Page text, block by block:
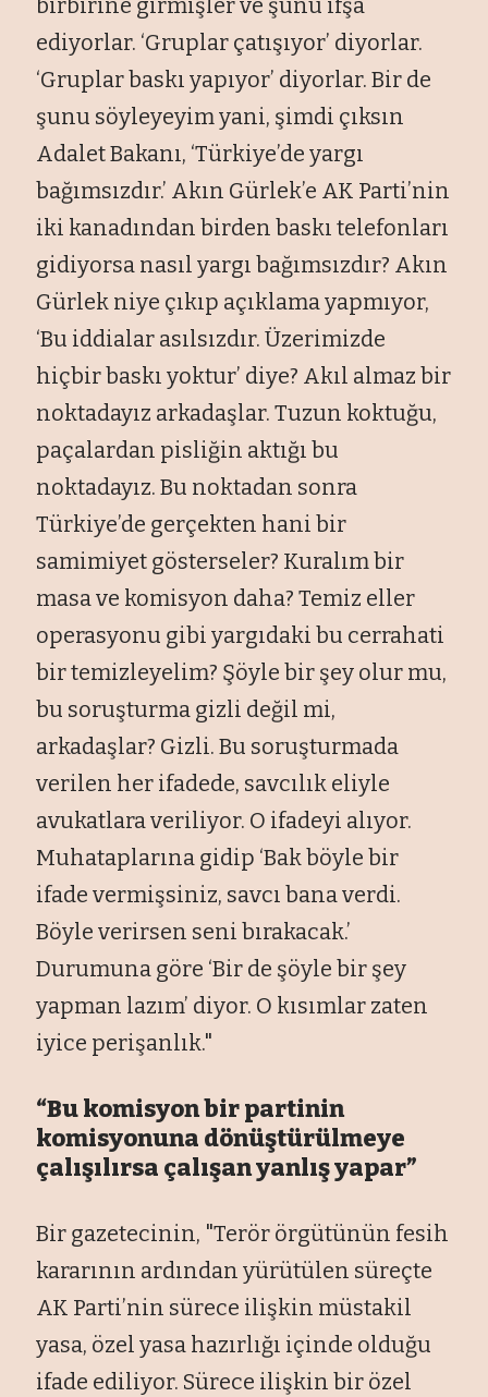
ediyorlar. ‘Gruplar çatışıyor’ diyorlar.
‘Gruplar baskı yapıyor’ diyorlar. Bir de
şunu söyleyeyim yani, şimdi çıksın
Adalet Bakanı, ‘Türkiye’de yargı
bağımsızdır.’ Akın Gürlek’e AK Parti’nin
iki kanadından birden baskı telefonları
gidiyorsa nasıl yargı bağımsızdır? Akın
Gürlek niye çıkıp açıklama yapmıyor,
‘Bu iddialar asılsızdır.Üzerimizde
hiçbir baskı yoktur’ diye? Akıl almaz bir
noktadayız arkadaşlar. Tuzun koktuğu,
paçalardan pisliğin aktığı bu
noktadayız. Bu noktadan sonra
Türkiye’de gerçekten hani bir
samimiyet gösterseler? Kuralım bir
masa ve komisyon daha? Temiz eller
operasyonu gibi yargıdaki bu cerrahati
bir temizleyelim? Şöyle bir şey olur mu,
bu soruşturma gizli değil mi,
arkadaşlar? Gizli. Bu soruşturmada
verilen her ifadede, savcılık eliyle
avukatlara veriliyor. O ifadeyi alıyor.
Muhataplarına gidip ‘Bak böyle bir
ifade vermişsiniz, savcı bana verdi.
Böyle verirsen seni bırakacak.’
Durumuna göre ‘Bir de şöyle bir şey
yapman lazım’ diyor. O kısımlar zaten
iyice perişanlık."
“Bu komisyon bir partinin
komisyonuna dönüştürülmeye
çalışılırsa çalışan yanlış yapar”
Bir gazetecinin, "Terör örgütünün fesih
kararının ardından yürütülen süreçte
AK Parti’nin sürece ilişkin müstakil
yasa, özel yasa hazırlığı içinde olduğu
ifade ediliyor. Sürece ilişkin bir özel